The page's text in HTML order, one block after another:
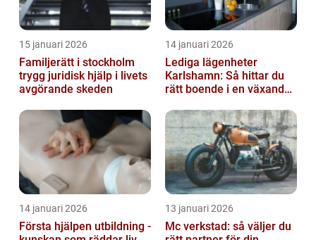
15 januari 2026
Familjerätt i stockholm
trygg juridisk hjälp i livets
avgörande skeden
14 januari 2026
Lediga lägenheter
Karlshamn: Så hittar du
rätt boende i en växande
14 januari 2026
Första hjälpen utbildning -
13 januari 2026
Mc verkstad: så väljer du